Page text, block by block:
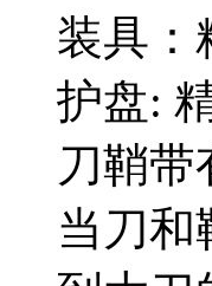
装具：
护盘:
刀鞘带
当刀和